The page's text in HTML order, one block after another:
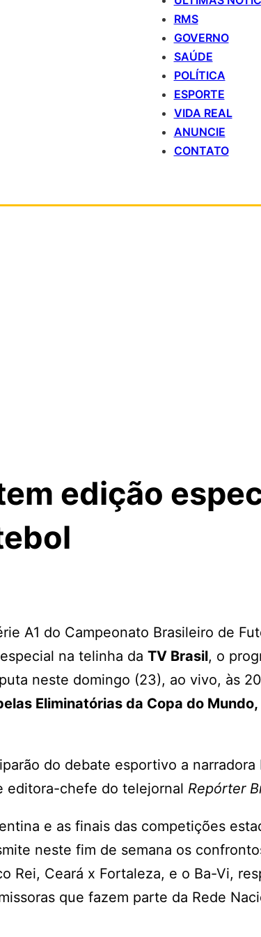
RMS
GOVERNO
SAÚDE
POLÍTICA
ESPORTE
VIDA REAL
ANUNCIE
CONTATO
edição
A1 do Campeonato Brasileiro de
na telinha da TV Brasil, o
neste domingo (23), ao vivo, às
Eliminatórias da Copa do
do debate esportivo a narradora
editora-chefe do telejornal Repórter
e as finais das competições
neste fim de semana os
Rei, Ceará x Fortaleza, e o Ba-Vi,
que fazem parte da Rede